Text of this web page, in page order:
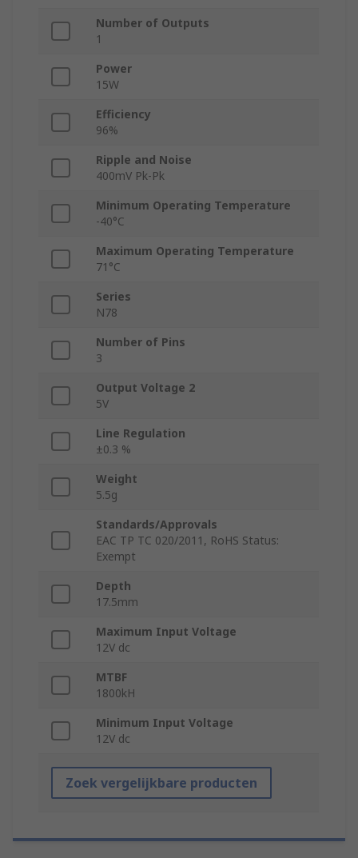
Number of Outputs
1
Power
15W
Efficiency
96%
Ripple and Noise
400mV Pk-Pk
Minimum Operating Temperature
-40°C
Maximum Operating Temperature
71°C
Series
N78
Number of Pins
3
Output Voltage 2
5V
Line Regulation
±0.3 %
Weight
5.5g
Standards/Approvals
EAC TP TC 020/2011, RoHS Status:
Exempt
Depth
17.5mm
Maximum Input Voltage
12V dc
MTBF
1800kH
Minimum Input Voltage
12V dc
Zoek vergelijkbare producten